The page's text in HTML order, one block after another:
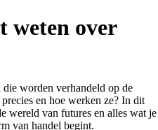
weten over
worden verhandeld op de
en hoe werken ze? In dit
wereld van futures en alles wat je
van handel begint.